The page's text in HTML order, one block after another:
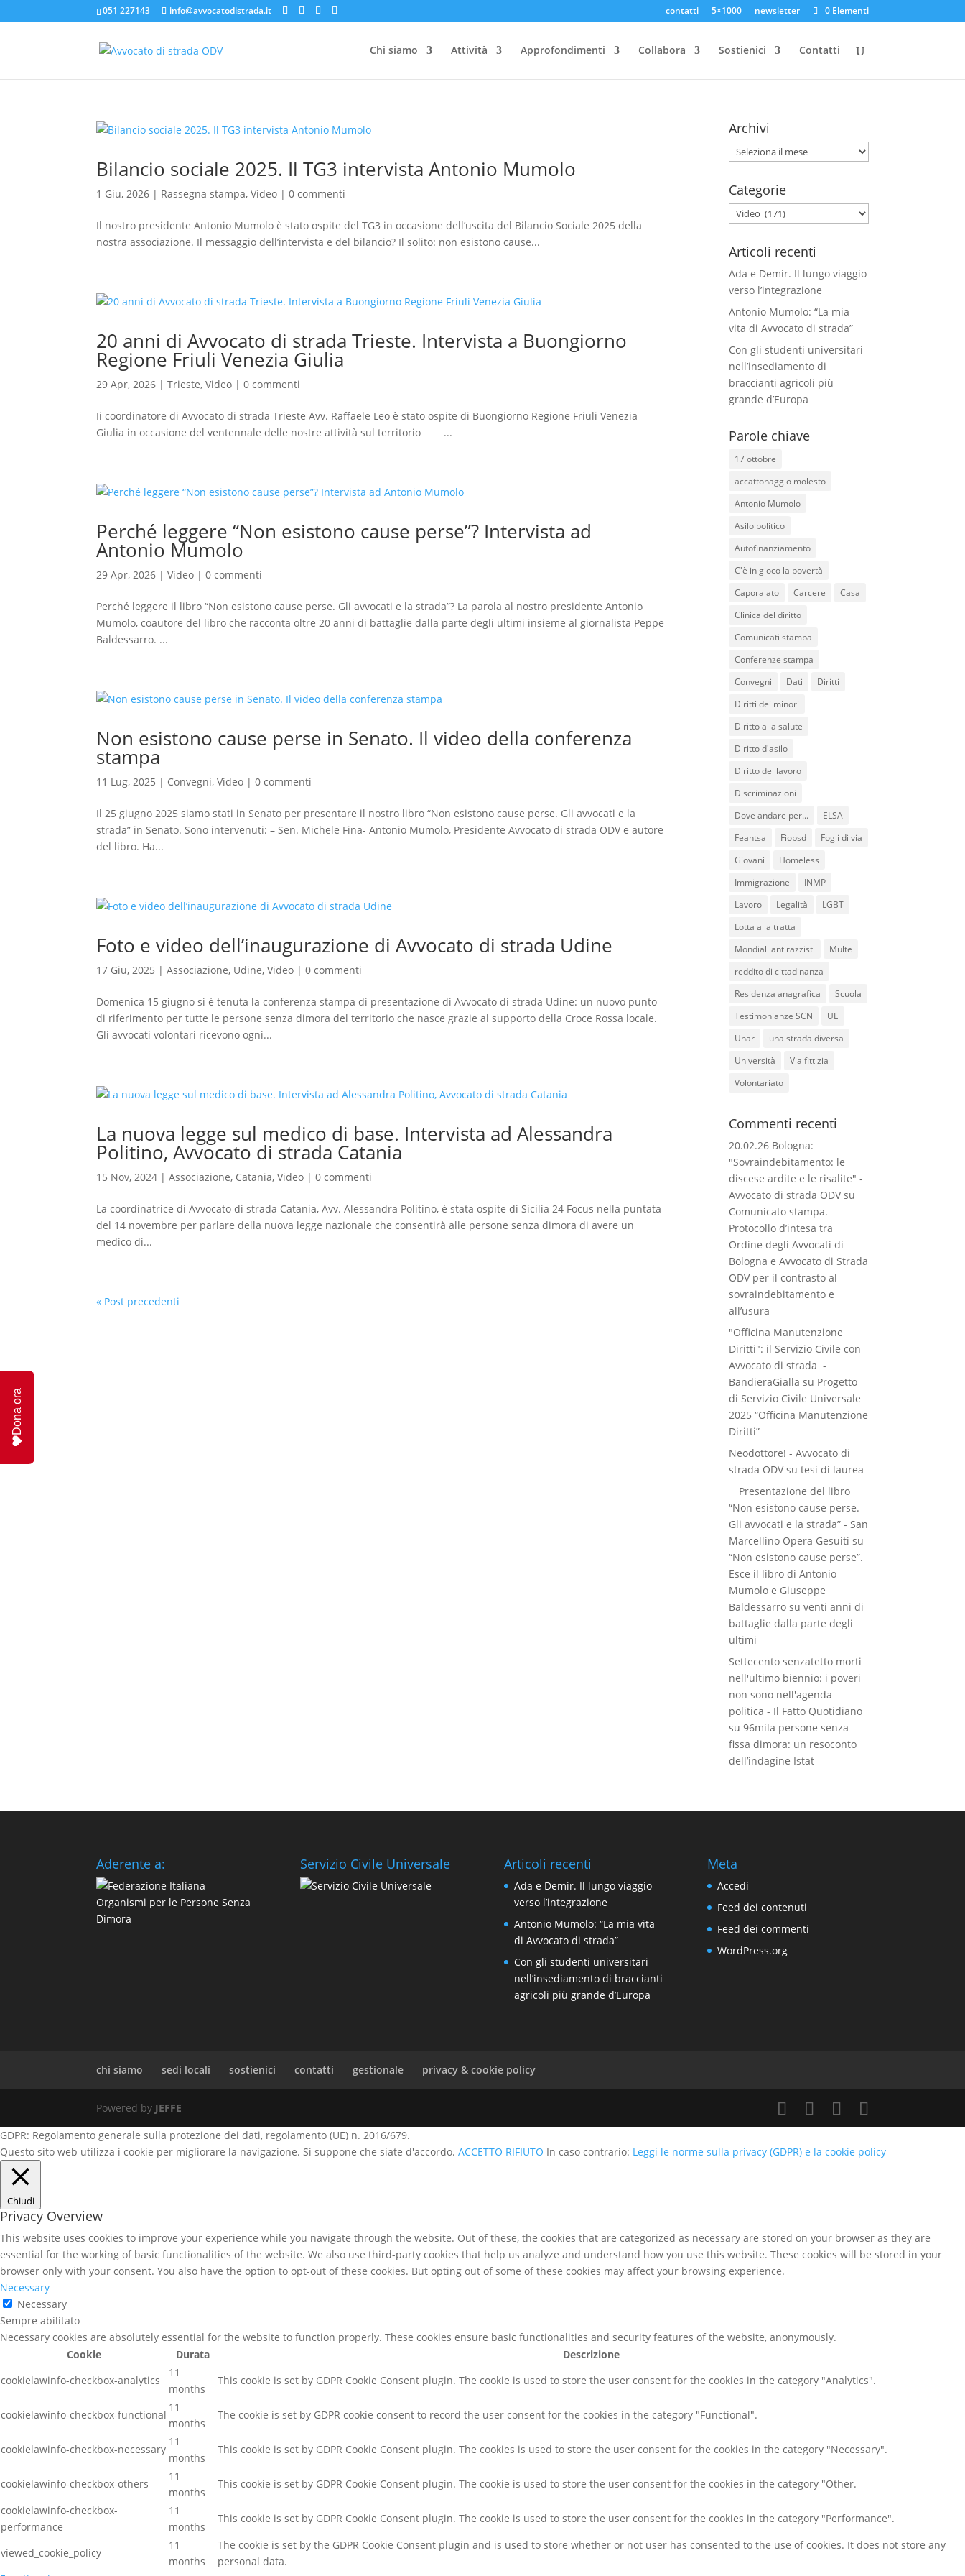
051 227143 info@avvocatodistrada.it contatti 5×1000 newsletter 0 Elementi
Chi siamo Attività Approfondimenti Collabora Sostienici Contatti
Bilancio sociale 2025. Il TG3 intervista Antonio Mumolo
1 Giu, 2026 | Rassegna stampa,Video |0 commenti
Il nostro presidente Antonio Mumolo è stato ospite del TG3 in occasione dell’uscita del Bilancio Sociale 2025 della
nostra associazione. Il messaggio dell’intervista e del bilancio? Il solito: non esistono cause...
20 anni di Avvocato di strada Trieste. Intervista a Buongiorno
Regione Friuli Venezia Giulia
29 Apr, 2026 |Trieste,Video |0 commenti
Ii coordinatore di Avvocato di strada Trieste Avv. Raffaele Leo è stato ospite di Buongiorno Regione Friuli Venezia
Giulia in occasione del ventennale delle nostre attività sul territorio ...
Perché leggere “Non esistono cause perse”? Intervista ad
Antonio Mumolo
29 Apr, 2026 |Video |0 commenti
Perché leggere il libro “Non esistono cause perse. Gli avvocati e la strada”? La parola al nostro presidente Antonio
Mumolo, coautore del libro che racconta oltre 20 anni di battaglie dalla parte degli ultimi insieme al giornalista Peppe
Baldessarro. ...
Non esistono cause perse in Senato. Il video della conferenza
stampa
11 Lug, 2025 | Convegni,Video |0 commenti
Il 25 giugno 2025 siamo stati in Senato per presentare il nostro libro “Non esistono cause perse. Gli avvocati e la
strada” in Senato. Sono intervenuti: – Sen. Michele Fina- Antonio Mumolo, Presidente Avvocato di strada ODV e autore
del libro. Ha...
Foto e video dell’inaugurazione di Avvocato di strada Udine
17 Giu, 2025 |Associazione, Udine,Video |0 commenti
Domenica 15 giugno si è tenuta la conferenza stampa di presentazione di Avvocato di strada Udine: un nuovo punto
di riferimento per tutte le persone senza dimora del territorio che nasce grazie al supporto della Croce Rossa locale.
Gli avvocati volontari ricevono ogni...
La nuova legge sul medico di base. Intervista ad Alessandra
Politino, Avvocato di strada Catania
15 Nov, 2024 |Associazione, Catania,Video |0 commenti
La coordinatrice di Avvocato di strada Catania, Avv. Alessandra Politino, è stata ospite di Sicilia 24 Focus nella puntata
del 14 novembre per parlare della nuova legge nazionale che consentirà alle persone senza dimora di avere un
medico di...
« Post precedenti
Archivi
Archivi
Categorie
Categorie
Articoli recenti
Ada e Demir. Il lungo viaggio
verso l’integrazione
Antonio Mumolo: “La mia
vita di Avvocato di strada”
Con gli studenti universitari
nell’insediamento di
braccianti agricoli più
grande d’Europa
Parole chiave
17 ottobre
accattonaggio molesto
Antonio Mumolo
Asilo politico
Autofinanziamento
C'è in gioco la povertà
Caporalato
Carcere
Casa
Clinica del diritto
Comunicati stampa
Conferenze stampa
Convegni
Dati
Diritti
Diritti dei minori
Diritto alla salute
Diritto d'asilo
Diritto del lavoro
Discriminazioni
Dove andare per...
ELSA
Feantsa
Fiopsd
Fogli di via
Giovani
Homeless
Immigrazione
INMP
Lavoro
Legalità
LGBT
Lotta alla tratta
Mondiali antirazzisti
Multe
reddito di cittadinanza
Residenza anagrafica
Scuola
Testimonianze SCN
UE
Unar
una strada diversa
Università
Via fittizia
Volontariato
Commenti recenti
20.02.26 Bologna:
"Sovraindebitamento: le
discese ardite e le risalite" -
Avvocato di strada ODV su
Comunicato stampa.
Protocollo d’intesa tra
Ordine degli Avvocati di
Bologna e Avvocato di Strada
ODV per il contrasto al
sovraindebitamento e
all’usura
"Officina Manutenzione
Diritti": il Servizio Civile con
Avvocato di strada -
BandieraGialla su Progetto
di Servizio Civile Universale
2025 “Officina Manutenzione
Diritti”
Neodottore! - Avvocato di
strada ODV sutesi di laurea
Presentazione del libro
“Non esistono cause perse.
Gli avvocati e la strada” - San
Marcellino Opera Gesuiti su
“Non esistono cause perse”.
Esce il libro di Antonio
Mumolo e Giuseppe
Baldessarro su venti anni di
battaglie dalla parte degli
ultimi
Settecento senzatetto morti
nell'ultimo biennio: i poveri
non sono nell'agenda
politica - Il Fatto Quotidiano
su96mila persone senza
fissa dimora: un resoconto
dell’indagine Istat
Aderente a: Servizio Civile Universale Articoli recenti
Ada e Demir. Il lungo viaggio
verso l’integrazione
Antonio Mumolo: “La mia vita
di Avvocato di strada”
Con gli studenti universitari
nell’insediamento di braccianti
agricoli più grande d’Europa
Meta
Accedi
Feed dei contenuti
Feed dei commenti
WordPress.org
chi siamo sedi locali sostienici contatti gestionale privacy & cookie policy
Powered by JEFFE
GDPR: Regolamento generale sulla protezione dei dati, regolamento (UE) n. 2016/679.
Questo sito web utilizza i cookie per migliorare la navigazione. Si suppone che siate d'accordo. ACCETTO RIFIUTO In caso contrario: Leggi le norme sulla privacy (GDPR) e la cookie policy
Chiudi
Privacy Overview
This website uses cookies to improve your experience while you navigate through the website. Out of these, the cookies that are categorized as necessary are stored on your browser as they are
essential for the working of basic functionalities of the website. We also use third-party cookies that help us analyze and understand how you use this website. These cookies will be stored in your
browser only with your consent. You also have the option to opt-out of these cookies. But opting out of some of these cookies may affect your browsing experience.
Necessary
Necessary
Sempre abilitato
Necessary cookies are absolutely essential for the website to function properly. These cookies ensure basic functionalities and security features of the website, anonymously.
Cookie
Durata
Descrizione
cookielawinfo-checkbox-analytics
11
months
This cookie is set by GDPR Cookie Consent plugin. The cookie is used to store the user consent for the cookies in the category "Analytics".
cookielawinfo-checkbox-functional
11
months
The cookie is set by GDPR cookie consent to record the user consent for the cookies in the category "Functional".
cookielawinfo-checkbox-necessary
11
months
This cookie is set by GDPR Cookie Consent plugin. The cookies is used to store the user consent for the cookies in the category "Necessary".
cookielawinfo-checkbox-others
11
months
This cookie is set by GDPR Cookie Consent plugin. The cookie is used to store the user consent for the cookies in the category "Other.
cookielawinfo-checkbox-
performance
11
months
This cookie is set by GDPR Cookie Consent plugin. The cookie is used to store the user consent for the cookies in the category "Performance".
viewed_cookie_policy
11
months
The cookie is set by the GDPR Cookie Consent plugin and is used to store whether or not user has consented to the use of cookies. It does not store any
personal data.
Dona ora